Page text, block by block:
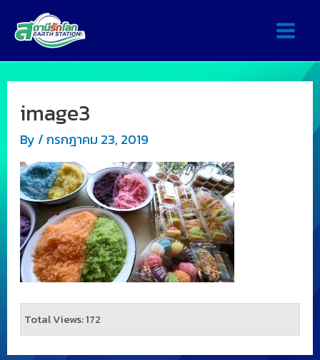
image3
By /กรกฎาคม 23, 2019
Total Views: 172